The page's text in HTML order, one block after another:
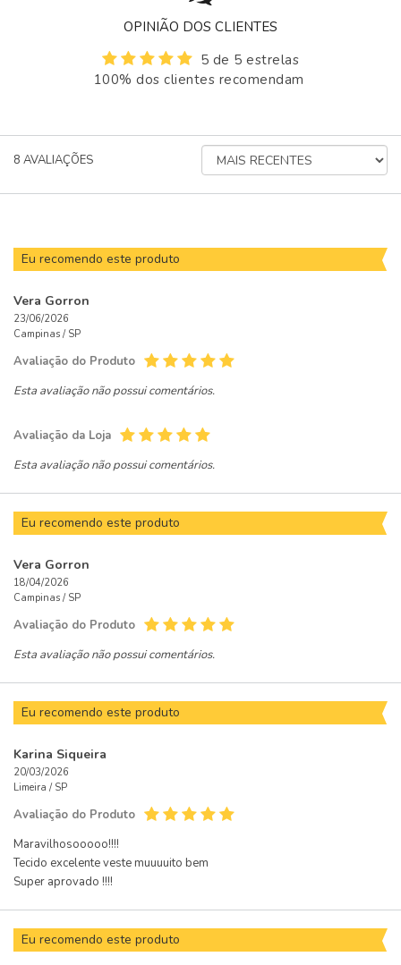
OPINIÃO DOS CLIENTES
5 de 5 estrelas
100% dos clientes recomendam
8 AVALIAÇÕES
ORDENAR
AVALIAÇÕES
Eu recomendo este produto
Vera Gorron
23/06/2026
Campinas / SP
Avaliação do Produto
Esta avaliação não possui comentários.
Avaliação da Loja
Esta avaliação não possui comentários.
Eu recomendo este produto
Vera Gorron
18/04/2026
Campinas / SP
Avaliação do Produto
Esta avaliação não possui comentários.
Eu recomendo este produto
Karina Siqueira
20/03/2026
Limeira / SP
Avaliação do Produto
Maravilhosooooo!!!!
Tecido excelente veste muuuuito bem
Super aprovado !!!!
Eu recomendo este produto